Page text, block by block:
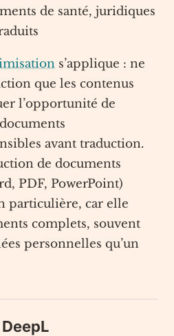
de santé, juridiques
s’applique : ne
que les contenus
l’opportunité de
avant traduction.
de documents
PDF, PowerPoint)
particulière, car elle
complets, souvent
personnelles qu’un